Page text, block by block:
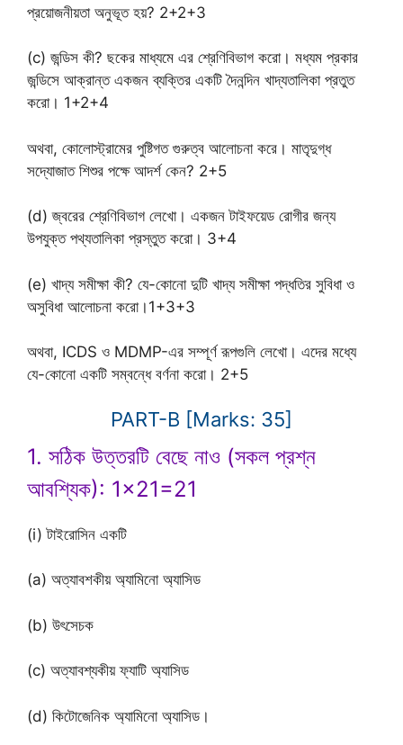
প্রয়োজনীয়তা অনুভূত হয়? 2+2+3
(c) জন্ডিস কী? ছকের মাধ্যমে এর শ্রেণিবিভাগ করো। মধ্যম প্রকার
জন্ডিসে আক্রান্ত একজন ব্যক্তির একটি দৈনন্দিন খাদ্যতালিকা প্রতুত
করো। 1+2+4
অথবা, কোলোস্ট্রামের পুষ্টিগত গুরুত্ব আলোচনা করে। মাতৃদুগ্ধ
সদ্যোজাত শিশুর পক্ষে আদর্শ কেন? 2+5
(d) জ্বরের শ্রেণিবিভাগ লেখো। একজন টাইফয়েড রোগীর জন্য
উপযুক্ত পথ্যতালিকা প্রস্তুত করো। 3+4
(e) খাদ্য সমীক্ষা কী? যে-কোনো দুটি খাদ্য সমীক্ষা পদ্ধতির সুবিধা ও
অসুবিধা আলোচনা করো।1+3+3
অথবা, ICDS ও MDMP-এর সম্পূর্ণ রূপগুলি লেখো। এদের মধ্যে
যে-কোনো একটি সম্বন্ধে বর্ণনা করো। 2+5
PART-B [Marks: 35]
1. সঠিক উত্তরটি বেছে নাও (সকল প্রশ্ন
আবশ্যিক): 1×21=21
(i) টাইরোসিন একটি
(a) অত্যাবশকীয় অ্যামিনো অ্যাসিড
(b) উৎসেচক
(c) অত্যাবশ্যকীয় ফ্যাটি অ্যাসিড
(d) কিটোজেনিক অ্যামিনো অ্যাসিড।